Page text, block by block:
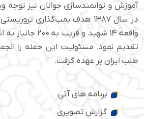
آموزش و توانمندسازی جوانان نیز توجه
در سال ۱۳۸۷ هدف بمب‌گذاری
واقعه ۱۴ شهید و
تقدیم نمود. مسئولیت این حمله را
طلب ایران بر عهده گرفت.
برنامه های آتی
گزارش تصویری